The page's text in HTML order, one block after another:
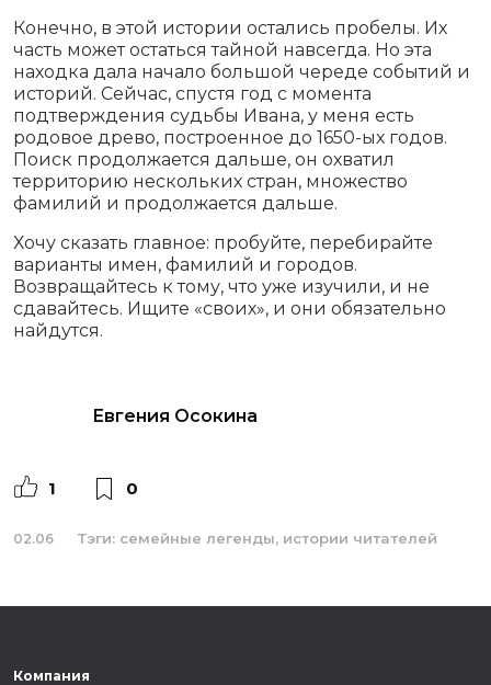
Конечно, в этой истории остались пробелы. Их
часть может остаться тайной навсегда. Но эта
находка дала начало большой череде событий и
историй. Сейчас, спустя год с момента
подтверждения судьбы Ивана, у меня есть
родовое древо, построенное до 1650-ых годов.
Поиск продолжается дальше, он охватил
территорию нескольких стран, множество
фамилий и продолжается дальше.
Хочу сказать главное: пробуйте, перебирайте
варианты имен, фамилий и городов.
Возвращайтесь к тому, что уже изучили, и не
сдавайтесь. Ищите «своих», и они обязательно
найдутся.
1 0
02.06 Тэги: семейные легенды истории читателей
Евгения Осокина
Компания